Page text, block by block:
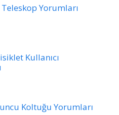
Yorumları
Kullanıcı
Koltuğu Yorumları